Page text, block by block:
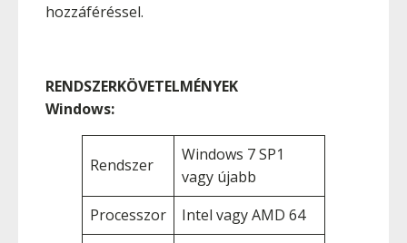
hozzáféréssel.
RENDSZERKÖVETELMÉNYEK
Windows:
Rendszer
Windows 7 SP1
vagy újabb
Processzor
Intel vagy AMD 64